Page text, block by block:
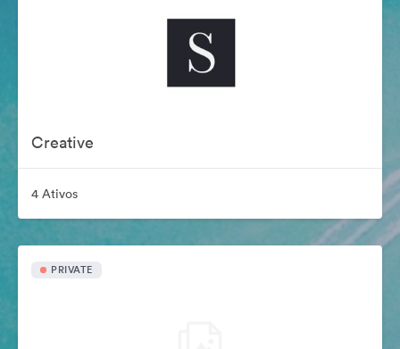
Creative
4 Ativos
PRIVATE